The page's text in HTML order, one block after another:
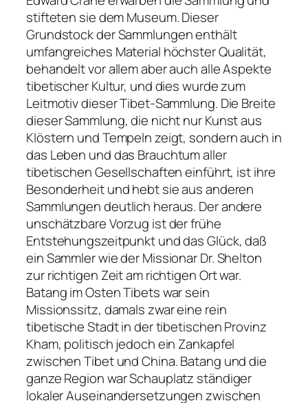
stifteten sie dem Museum. Dieser
Grundstock der Sammlungen enthält
umfangreiches Material höchster Qualität,
behandelt vor allem aber auch alle Aspekte
tibetischer Kultur, und dies wurde zum
Leitmotiv dieser Tibet-Sammlung. Die Breite
dieser Sammlung, die nicht nur Kunst aus
Klöstern und Tempeln zeigt, sondern auch in
das Leben und das Brauchtum aller
tibetischen Gesellschaften einführt, ist ihre
Besonderheit und hebt sie aus anderen
Sammlungen deutlich heraus. Der andere
unschätzbare Vorzug ist der frühe
Entstehungszeitpunkt und das Glück, daß
ein Sammler wie der Missionar Dr. Shelton
zur richtigen Zeit am richtigen Ort war.
Batang im Osten Tibets war sein
Missionssitz, damals zwar eine rein
tibetische Stadt in der tibetischen Provinz
Kham, politisch jedoch ein Zankapfel
zwischen Tibet und China. Batang und die
ganze Region war Schauplatz ständiger
lokaler Auseinandersetzungen zwischen